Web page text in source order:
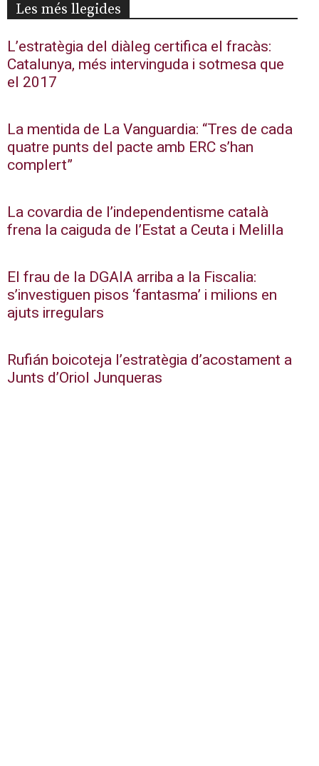
Les més llegides
L’estratègia del diàleg certifica el fracàs:
Catalunya, més intervinguda i sotmesa que
el 2017
La mentida de La Vanguardia: “Tres de cada
quatre punts del pacte amb ERC s’han
complert”
La covardia de l’independentisme català
frena la caiguda de l’Estat a Ceuta i Melilla
El frau de la DGAIA arriba a la Fiscalia:
s’investiguen pisos ‘fantasma’ i milions en
ajuts irregulars
Rufián boicoteja l’estratègia d’acostament a
Junts d’Oriol Junqueras